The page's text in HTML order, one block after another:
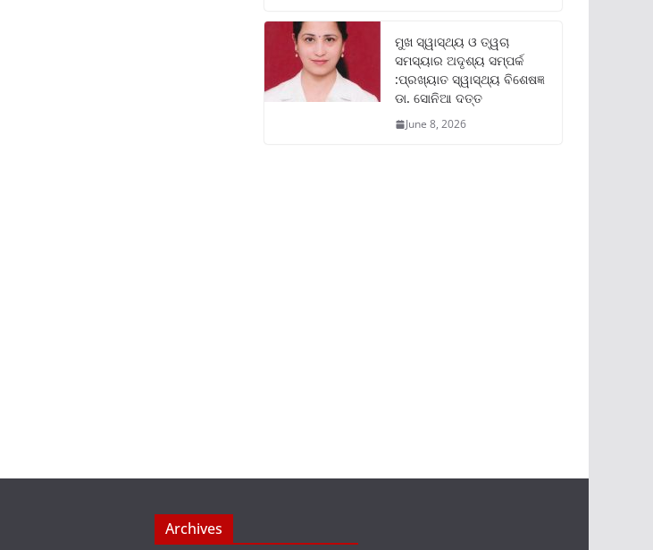
ମୁଖ ସ୍ୱାସ୍ଥ୍ୟ ଓ ତ୍ୱଚା
ସମସ୍ୟାର ଅଦୃଶ୍ୟ ସମ୍ପର୍କ
:ପ୍ରଖ୍ୟାତ ସ୍ୱାସ୍ଥ୍ୟ ବିଶେଷଜ୍ଞ
ଡା. ସୋନିଆ ଦତ୍ତ
June 8, 2026
Archives